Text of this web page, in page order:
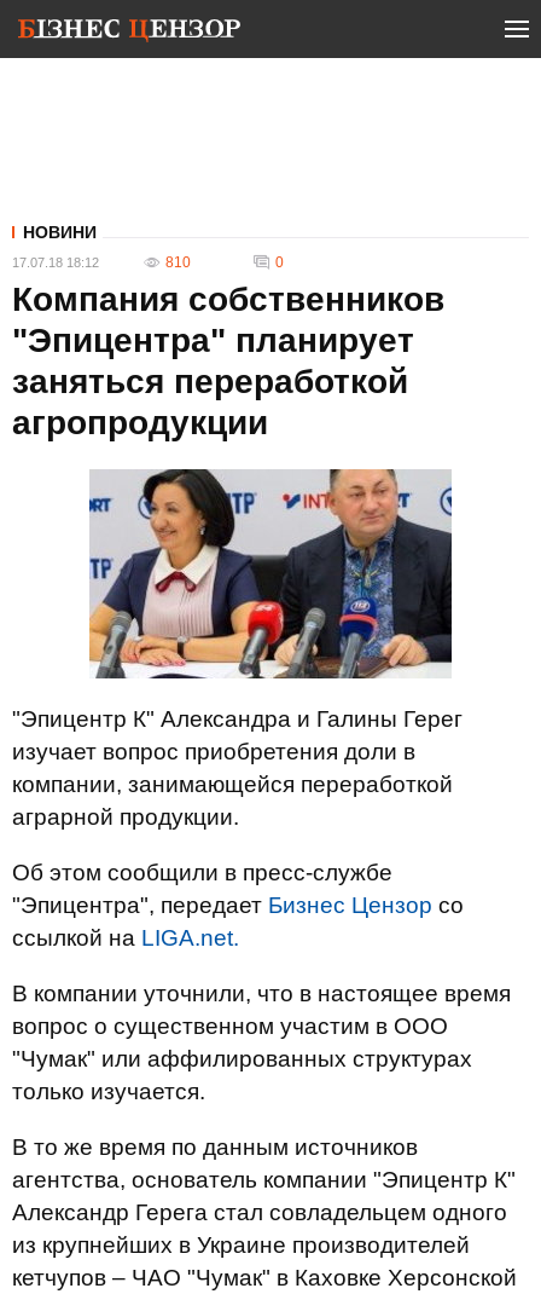
НОВИНИ
17.07.18 18:12 810 0
Компания собственников
"Эпицентра" планирует
заняться переработкой
агропродукции
"Эпицентр К" Александра и Галины Герег
изучает вопрос приобретения доли в
компании, занимающейся переработкой
аграрной продукции.
Об этом сообщили в пресс-службе
"Эпицентра", передает Бизнес Цензор со
ссылкой на LIGA.net.
В компании уточнили, что в настоящее время
вопрос о существенном участим в ООО
"Чумак" или аффилированных структурах
только изучается.
В то же время по данным источников
агентства, основатель компании "Эпицентр К"
Александр Герега стал совладельцем одного
из крупнейших в Украине производителей
кетчупов – ЧАО "Чумак" в Каховке Херсонской